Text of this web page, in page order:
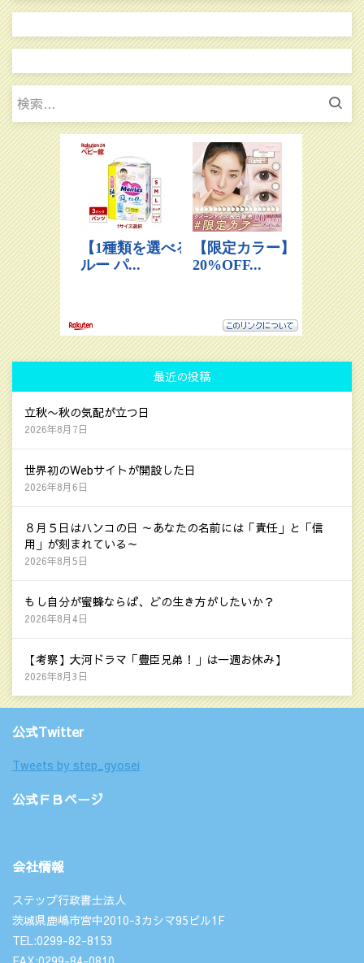
検
索:
最近の投稿
立秋〜秋の気配が立つ日
2026年8月7日
世界初のWebサイトが開設した日
2026年8月6日
８月５日はハンコの日 ～あなたの名前には「責任」と「信
用」が刻まれている～
2026年8月5日
もし自分が蜜蜂ならば、どの生き方がしたいか？
2026年8月4日
【考察】大河ドラマ「豊臣兄弟！」は一週お休み】
2026年8月3日
公式Twitter
Tweets by step_gyosei
公式ＦＢページ
会社情報
ステップ行政書士法人
茨城県鹿嶋市宮中2010-3カシマ95ビル1F
TEL:0299-82-8153